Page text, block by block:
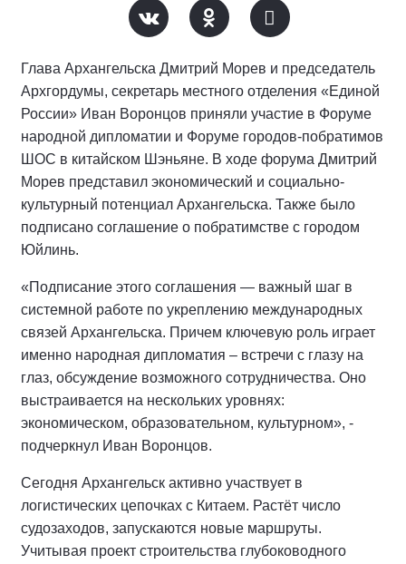
Глава Архангельска Дмитрий Морев и председатель
Архгордумы, секретарь местного отделения «Единой
России» Иван Воронцов приняли участие в Форуме
народной дипломатии и Форуме городов-побратимов
ШОС в китайском Шэньяне. В ходе форума Дмитрий
Морев представил экономический и социально-
культурный потенциал Архангельска. Также было
подписано соглашение о побратимстве с городом
Юйлинь.
«Подписание этого соглашения — важный шаг в
системной работе по укреплению международных
связей Архангельска. Причем ключевую роль играет
именно народная дипломатия – встречи с глазу на
глаз, обсуждение возможного сотрудничества. Оно
выстраивается на нескольких уровнях:
экономическом, образовательном, культурном», -
подчеркнул Иван Воронцов.
Сегодня Архангельск активно участвует в
логистических цепочках с Китаем. Растёт число
судозаходов, запускаются новые маршруты.
Учитывая проект строительства глубоководного